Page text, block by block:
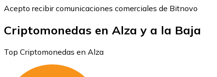
Acepto recibir comunicaciones comerciales de Bitnovo
Criptomonedas en Alza y a la Baja
Top Criptomonedas en Alza